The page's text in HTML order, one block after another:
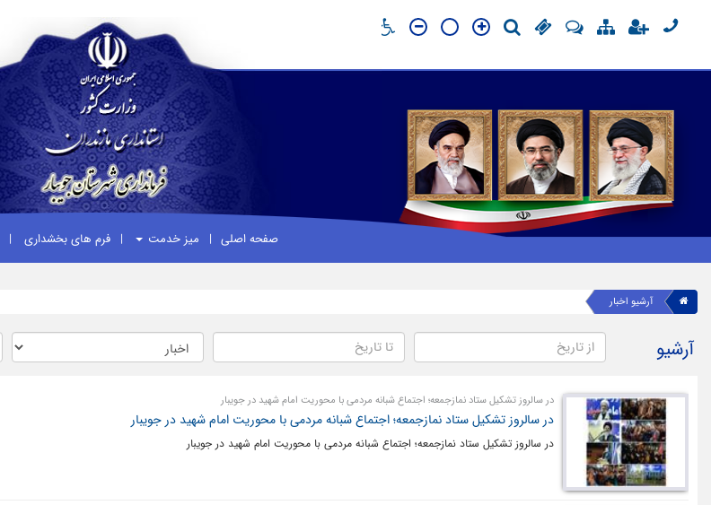
صفحه اصلی میز خدمت فرم های بخشداری
آرشیو اخبار
آرشیو
در سالروز تشکیل ستاد نمازجمعه؛ اجتماع شبانه مردمی با محوریت امام شهید در جویبار
در سالروز تشکیل ستاد نمازجمعه؛ اجتماع شبانه مردمی با محوریت امام شهید در جویبار
در سالروز تشکیل ستاد نمازجمعه؛ اجتماع شبانه مردمی با محوریت امام شهید در جویبار